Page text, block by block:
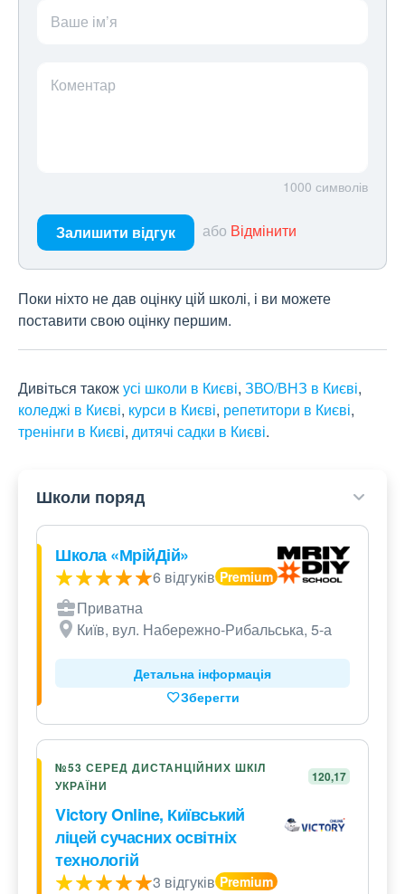
Ваше ім’я
Коментар
1000 символів
Залишити відгук або Відмінити
Поки ніхто не дав оцінку цій школі, і ви можете
поставити свою оцінку першим.
Дивіться такожусі школи в Києві, ЗВО/ВНЗ в Києві,
коледжі в Києві, курси в Києві, репетитори в Києві,
тренінги в Києві, дитячі садки в Києві.
Школи поряд
Школа «МрійДій»
6 відгуків
Приватна
Київ, вул. Набережно-Рибальська, 5-а
Детальна інформація
Зберегти
№53 СЕРЕД ДИСТАНЦІЙНИХ ШКІЛ
УКРАЇНИ
120,17
Victory Online, Київський
ліцей сучасних освітніх
технологій
3 відгуків